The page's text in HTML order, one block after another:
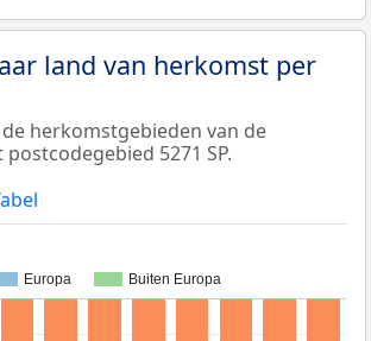
land van herkomst per
herkomstgebieden van de
5271 SP.
Europa Buiten Europa